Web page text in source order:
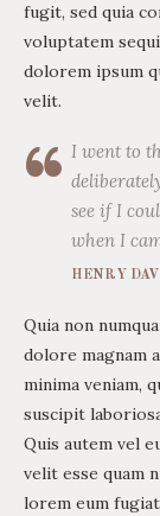
fugit, sed quia
voluptatem
dolorem ipsum
velit.
I went to
see if I
when I
HENRY
Quia non
dolore magnam
minima veniam,
suscipit
Quis autem vel
velit esse quam
lorem eum